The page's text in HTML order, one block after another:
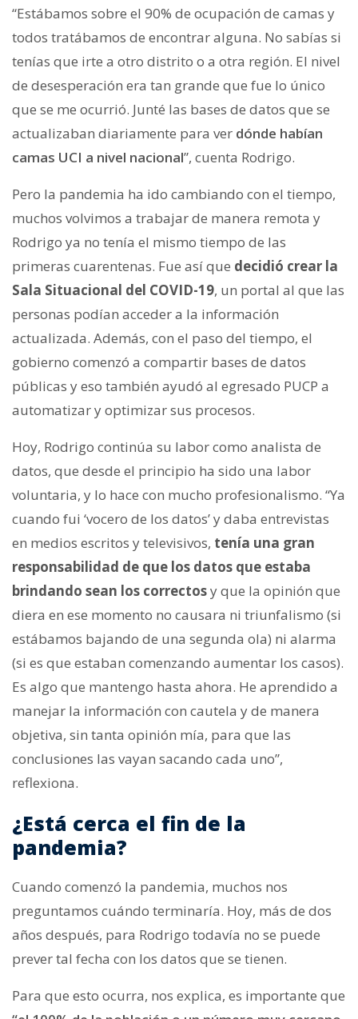
“Estábamos sobre el 90% de ocupación de camas y
todos tratábamos de encontrar alguna. No sabías si
tenías que irte a otro distrito o a otra región. El nivel
de desesperación era tan grande que fue lo único
que se me ocurrió. Junté las bases de datos que se
actualizaban diariamente para ver dónde habían
camas UCI a nivel nacional”, cuenta Rodrigo.
Pero la pandemia ha ido cambiando con el tiempo,
muchos volvimos a trabajar de manera remota y
Rodrigo ya no tenía el mismo tiempo de las
primeras cuarentenas. Fue así que decidió crear la
Sala Situacional del COVID-19, un portal al que las
personas podían acceder a la información
actualizada. Además, con el paso del tiempo, el
gobierno comenzó a compartir bases de datos
públicas y eso también ayudó al egresado PUCP a
automatizar y optimizar sus procesos.
Hoy, Rodrigo continúa su labor como analista de
datos, que desde el principio ha sido una labor
voluntaria, y lo hace con mucho profesionalismo. “Ya
cuando fui ‘vocero de los datos’ y daba entrevistas
en medios escritos y televisivos, tenía una gran
responsabilidad de que los datos que estaba
brindando sean los correctosy que la opinión que
diera en ese momento no causara ni triunfalismo (si
estábamos bajando de una segunda ola) ni alarma
(si es que estaban comenzando aumentar los casos).
Es algo que mantengo hasta ahora. He aprendido a
manejar la información con cautela y de manera
objetiva, sin tanta opinión mía, para que las
conclusiones las vayan sacando cada uno”,
reflexiona.
¿Está cerca el fin de la
pandemia?
Cuando comenzó la pandemia, muchos nos
preguntamos cuándo terminaría. Hoy, más de dos
años después, para Rodrigo todavía no se puede
prever tal fecha con los datos que se tienen.
Para que esto ocurra, nos explica, es importante que